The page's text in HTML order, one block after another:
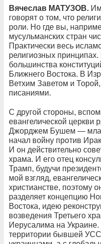
Вячеслав МАТУЗОВ.
говорят о том, что
роли. Но где вы,
мусульманских стран
Практически весь
религиозных
большинства
Ближнего Востока. В
Ветхим Заветом и
писаниями.
С другой стороны,
евангелической
Джорджем Бушем —
начал войну против
И он действительно
храма. И его отец
Трамп, будучи
мой взгляд,
христианстве, поэтому
разделяет концепцию
Востока, идею
возведения Третьего
Иерусалима на
территории бывшей